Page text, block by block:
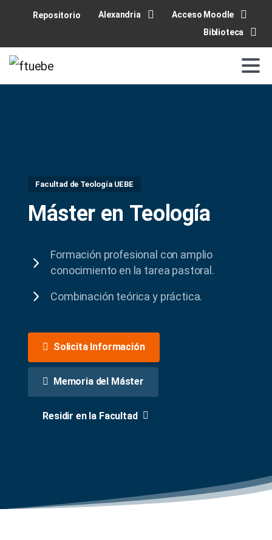
Repositorio Alexandria
Acceso Moodle
Biblioteca
Facultad de Teología UEBE
Máster en Teología
Formación profesional con amplio
conocimiento en la tarea pastoral.
Combinación teórica y práctica.
Solicita Información
Memoria del Máster
Residir en la Facultad